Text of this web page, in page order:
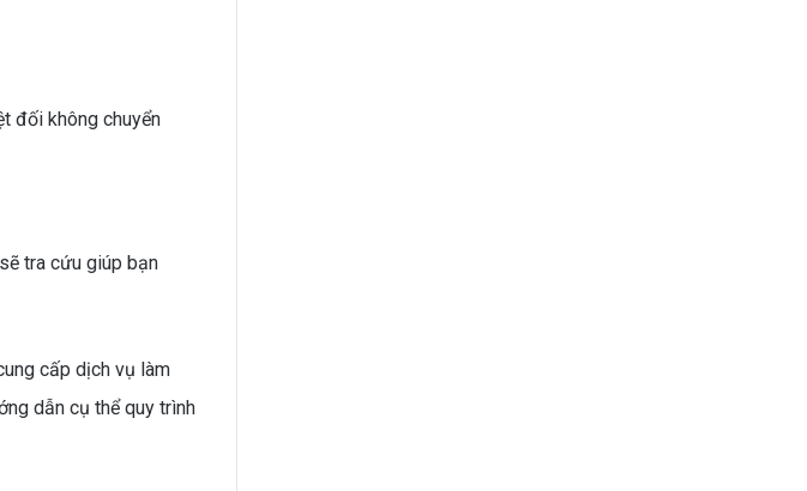
đối không chuyển
tra cứu giúp bạn
cấp dịch vụ làm
dẫn cụ thể quy trình